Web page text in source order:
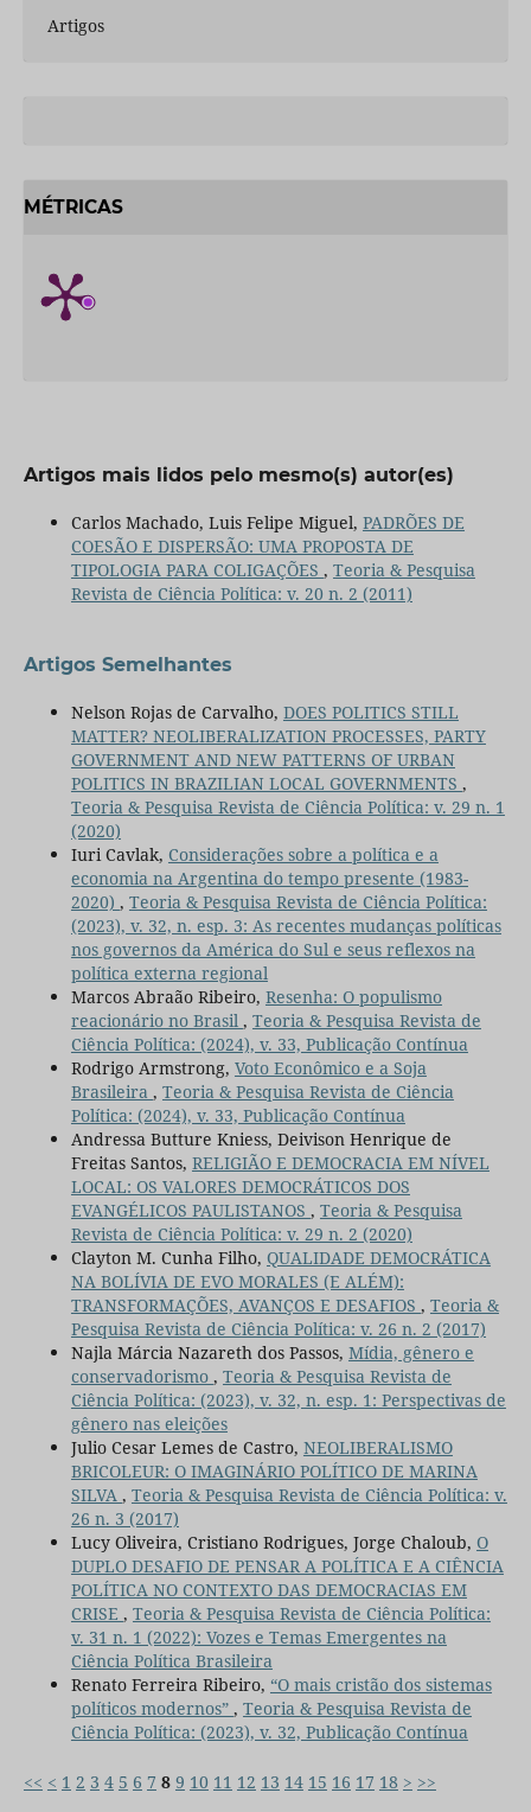
Artigos
MÉTRICAS
Artigos mais lidos pelo mesmo(s) autor(es)
Carlos Machado, Luis Felipe Miguel, PADRÕES DE
COESÃO E DISPERSÃO: UMA PROPOSTA DE
TIPOLOGIA PARA COLIGAÇÕES , Teoria & Pesquisa
Revista de Ciência Política: v. 20 n. 2 (2011)
Artigos Semelhantes
Nelson Rojas de Carvalho, DOES POLITICS STILL
MATTER? NEOLIBERALIZATION PROCESSES, PARTY
GOVERNMENT AND NEW PATTERNS OF URBAN
POLITICS IN BRAZILIAN LOCAL GOVERNMENTS ,
Teoria & Pesquisa Revista de Ciência Política: v. 29 n. 1
(2020)
Iuri Cavlak, Considerações sobre a política e a
economia na Argentina do tempo presente (1983-
2020) , Teoria & Pesquisa Revista de Ciência Política:
(2023), v. 32, n. esp. 3: As recentes mudanças políticas
nos governos da América do Sul e seus reflexos na
política externa regional
Marcos Abraão Ribeiro, Resenha: O populismo
reacionário no Brasil , Teoria & Pesquisa Revista de
Ciência Política: (2024), v. 33, Publicação Contínua
Rodrigo Armstrong, Voto Econômico e a Soja
Brasileira , Teoria & Pesquisa Revista de Ciência
Política: (2024), v. 33, Publicação Contínua
Andressa Butture Kniess, Deivison Henrique de
Freitas Santos, RELIGIÃO E DEMOCRACIA EM NÍVEL
LOCAL: OS VALORES DEMOCRÁTICOS DOS
EVANGÉLICOS PAULISTANOS , Teoria & Pesquisa
Revista de Ciência Política: v. 29 n. 2 (2020)
Clayton M. Cunha Filho, QUALIDADE DEMOCRÁTICA
NA BOLÍVIA DE EVO MORALES (E ALÉM):
TRANSFORMAÇÕES, AVANÇOS E DESAFIOS , Teoria &
Pesquisa Revista de Ciência Política: v. 26 n. 2 (2017)
Najla Márcia Nazareth dos Passos, Mídia, gênero e
conservadorismo , Teoria & Pesquisa Revista de
Ciência Política: (2023), v. 32, n. esp. 1: Perspectivas de
gênero nas eleições
Julio Cesar Lemes de Castro, NEOLIBERALISMO
BRICOLEUR: O IMAGINÁRIO POLÍTICO DE MARINA
SILVA , Teoria & Pesquisa Revista de Ciência Política: v.
26 n. 3 (2017)
Lucy Oliveira, Cristiano Rodrigues, Jorge Chaloub, O
DUPLO DESAFIO DE PENSAR A POLÍTICA E A CIÊNCIA
POLÍTICA NO CONTEXTO DAS DEMOCRACIAS EM
CRISE , Teoria & Pesquisa Revista de Ciência Política:
v. 31 n. 1 (2022): Vozes e Temas Emergentes na
Ciência Política Brasileira
Renato Ferreira Ribeiro, “O mais cristão dos sistemas
políticos modernos” , Teoria & Pesquisa Revista de
Ciência Política: (2023), v. 32, Publicação Contínua
<< < 1 2 3 4 5 6 7 8 9 10 11 12 13 14 15 16 17 18 > >>